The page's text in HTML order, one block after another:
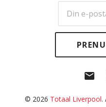
© 2026 Totaal Liverpool.